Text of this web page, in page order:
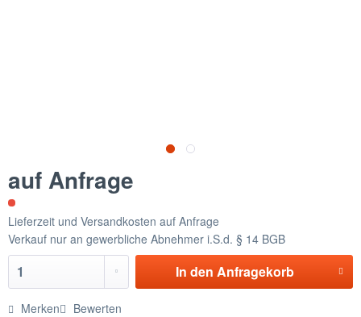
auf Anfrage
Lieferzeit und Versandkosten auf Anfrage
Verkauf nur an gewerbliche Abnehmer i.S.d. § 14 BGB
In den Anfragekorb
Merken Bewerten